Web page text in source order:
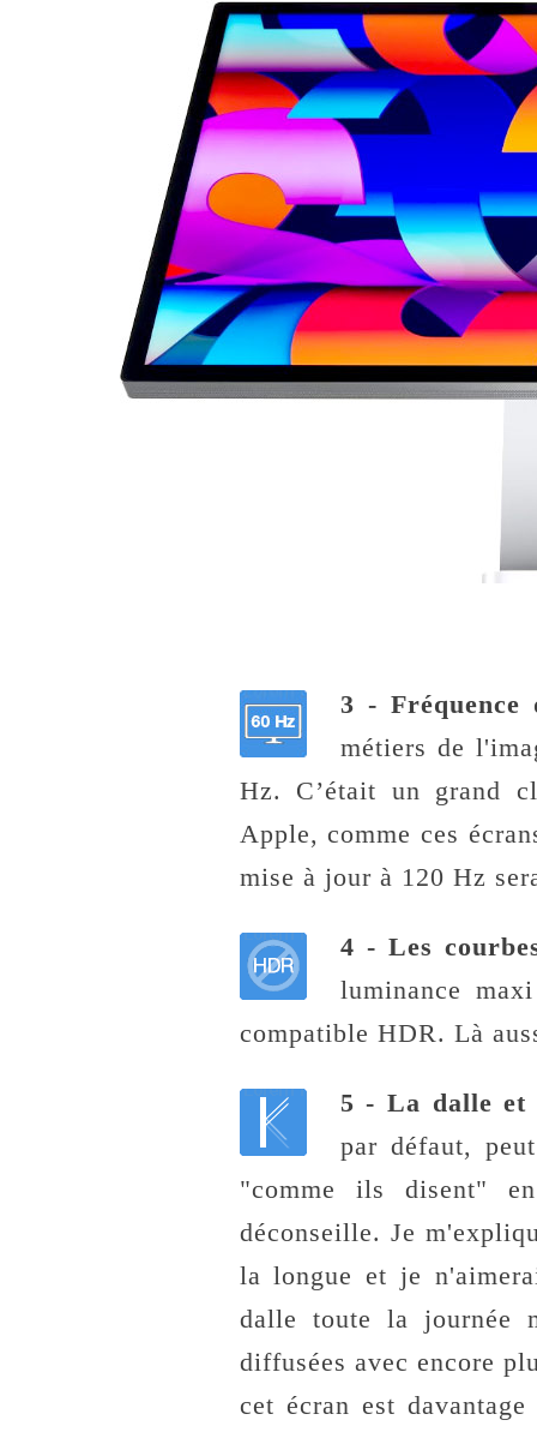
3 - Fréquence
métiers de
Hz. C’était un grand
Apple, comme ces
mise à jour à 120 Hz
4 - Les
luminance
compatible HDR. Là
5 - La dalle et
par défaut,
"comme ils disent"
déconseille. Je
la longue et je
dalle toute la journée
diffusées avec encore
cet écran est